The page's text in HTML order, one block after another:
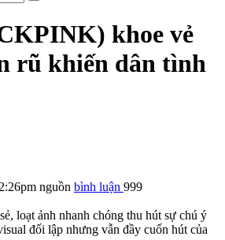
khoe vẻ
rũ khiến dân tình
nguồn bình luận 999
loạt ảnh nhanh chóng thu hút sự chú ý
đối lập nhưng vẫn đầy cuốn hút của